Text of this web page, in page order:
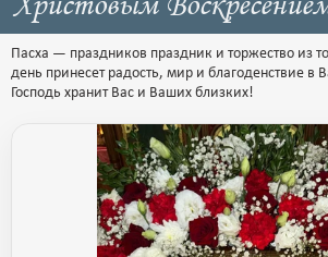
Пасха — праздников праздник и торжество из
день принесет радость, мир и благоденствие в
Господь хранит Вас и Ваших близких!